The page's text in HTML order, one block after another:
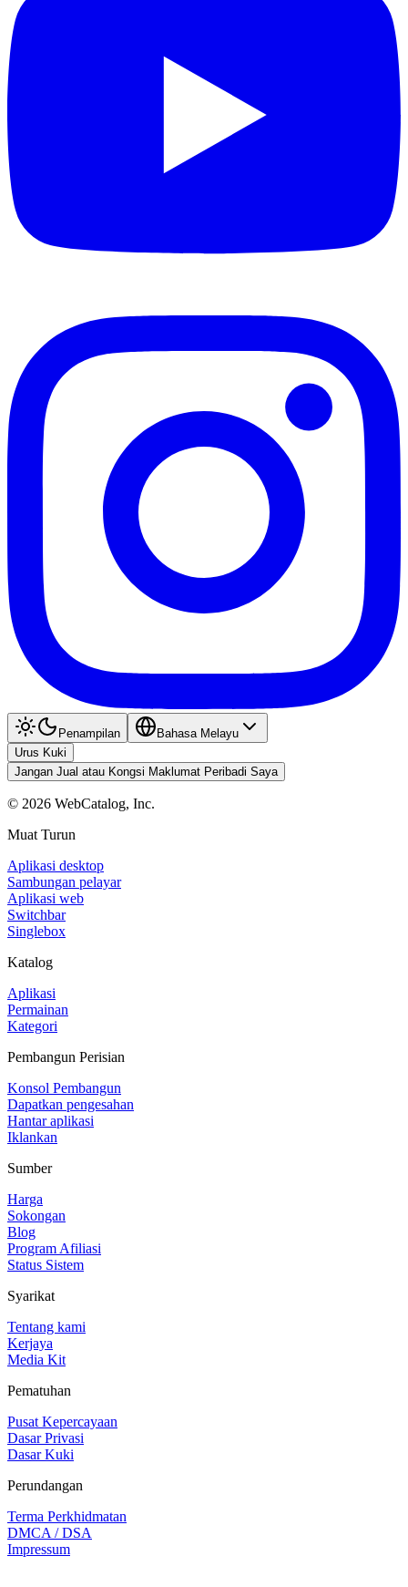
Penampilan
Bahasa Melayu
Urus Kuki
Jangan Jual atau Kongsi Maklumat Peribadi Saya
© 2026 WebCatalog, Inc.
Muat Turun
Aplikasi desktop
Sambungan pelayar
Aplikasi web
Switchbar
Singlebox
Katalog
Aplikasi
Permainan
Kategori
Pembangun Perisian
Konsol Pembangun
Dapatkan pengesahan
Hantar aplikasi
Iklankan
Sumber
Harga
Sokongan
Blog
Program Afiliasi
Status Sistem
Syarikat
Tentang kami
Kerjaya
Media Kit
Pematuhan
Pusat Kepercayaan
Dasar Privasi
Dasar Kuki
Perundangan
Terma Perkhidmatan
DMCA / DSA
Impressum